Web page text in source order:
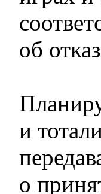
об
и
о